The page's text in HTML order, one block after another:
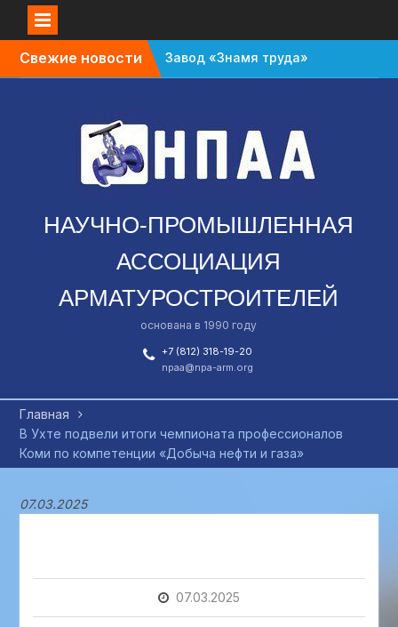
Свежие новости
Завод «Знамя труда»
планируют признать
Санкт-Петербурге
перенесли с октября
на апрель
промышленности
НАУЧНО-ПРОМЫШЛЕННАЯ
АССОЦИАЦИЯ
АРМАТУРОСТРОИТЕЛЕЙ
основана в 1990 году
+7 (812) 318-19-20
npaa@npa-arm.org
Главная
В Ухте подвели итоги чемпионата профессионалов
Коми по компетенции «Добыча нефти и газа»
07.03.2025
07.03.2025